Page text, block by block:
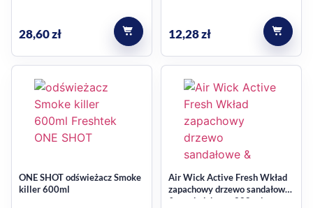
28,60zł 12,28zł
ONE SHOT odświeżacz Smoke
killer 600ml
Air Wick Active Fresh Wkład
zapachowy drzewo sandałowe
& mech dębowy 228 ml